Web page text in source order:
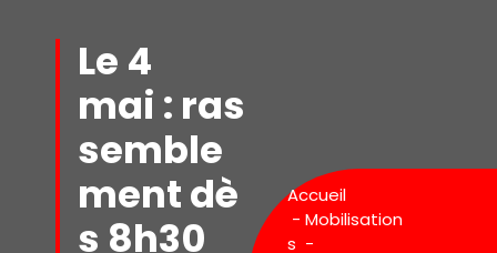
Le 4
mai : ras
semble
ment dè
s 8h30
Accueil
- Mobilisation
s -